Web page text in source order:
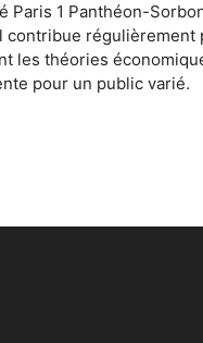
1 Panthéon-
les théories
pour un public varié.